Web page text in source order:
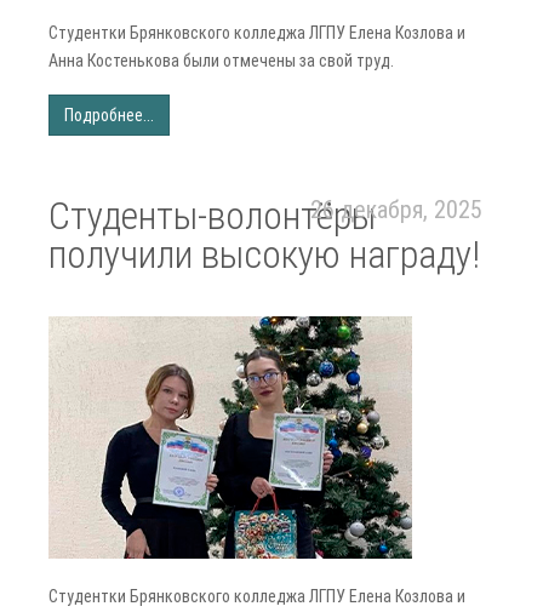
Студентки Брянковского колледжа ЛГПУ Елена Козлова и
Анна Костенькова были отмечены за свой труд.
Подробнее...
Студенты-волонтёры
получили высокую награду!
26 декабря, 2025
Студентки Брянковского колледжа ЛГПУ Елена Козлова и